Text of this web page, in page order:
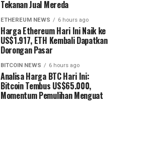
Tekanan Jual Mereda
ETHEREUM NEWS 6 hours ago
Harga Ethereum Hari Ini Naik ke
US$1.917, ETH Kembali Dapatkan
Dorongan Pasar
BITCOIN NEWS 6 hours ago
Analisa Harga BTC Hari Ini:
Bitcoin Tembus US$65.000,
Momentum Pemulihan Menguat